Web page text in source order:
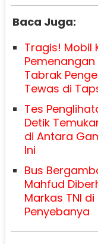
Baca Juga:
Tragis! Mobil
Tabrak
Tewas di
Tes
Detik
di Antara
Ini
Bus
Mahfud
Markas TNI
Penyebanya